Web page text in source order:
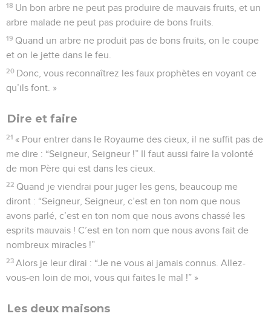
18 Un bon arbre ne peut pas produire de mauvais fruits, et un
arbre malade ne peut pas produire de bons fruits.
19 Quand un arbre ne produit pas de bons fruits, on le coupe
et on le jette dans le feu.
20 Donc, vous reconnaîtrez les faux prophètes en voyant ce
qu’ils font. »
Dire et faire
21 « Pour entrer dans le Royaume des cieux, il ne suffit pas de
me dire : “Seigneur, Seigneur !” Il faut aussi faire la volonté
de mon Père qui est dans les cieux.
22 Quand je viendrai pour juger les gens, beaucoup me
diront : “Seigneur, Seigneur, c’est en ton nom que nous
avons parlé, c’est en ton nom que nous avons chassé les
esprits mauvais ! C’est en ton nom que nous avons fait de
nombreux miracles !”
23 Alors je leur dirai : “Je ne vous ai jamais connus. Allez-
vous-en loin de moi, vous qui faites le mal !” »
Les deux maisons